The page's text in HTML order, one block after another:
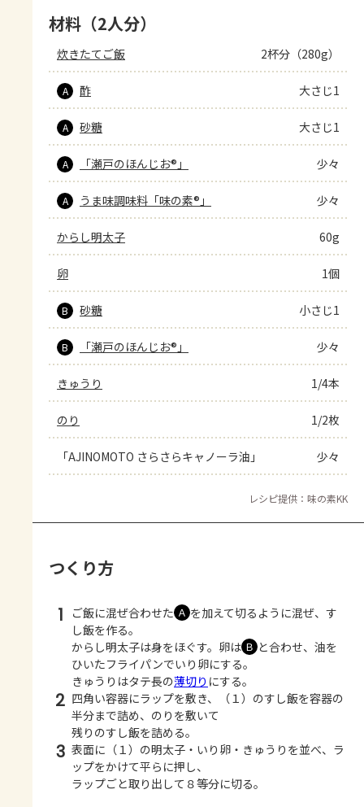
材料（2人分）
炊きたてご飯 2杯分（280g）
A 酢 大さじ1
A 砂糖 大さじ1
A 「瀬戸のほんじお®」 少々
A うま味調味料「味の素®」 少々
からし明太子 60g
卵 1個
B 砂糖 小さじ1
B 「瀬戸のほんじお®」 少々
きゅうり 1/4本
のり 1/2枚
「AJINOMOTO さらさらキャノーラ油」 少々
レシピ提供：味の素KK
つくり方
1 ご飯に混ぜ合わせた Ａ を加えて切るように混ぜ、す
し飯を作る。
からし明太子は身をほぐす。卵は Ｂ と合わせ、油を
ひいたフライパンでいり卵にする。
きゅうりはタテ長の薄切り にする。
2 四角い容器にラップを敷き、（１）のすし飯を容器の
半分まで詰め、のりを敷いて
残りのすし飯を詰める。
3 表面に（１）の明太子・いり卵・きゅうりを並べ、ラ
ップをかけて平らに押し、
ラップごと取り出して８等分に切る。